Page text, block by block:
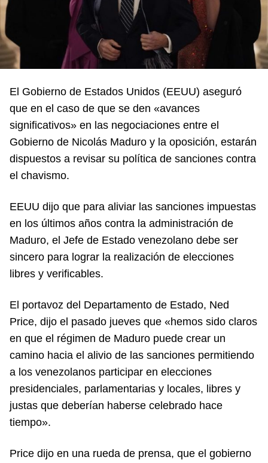
El Gobierno de Estados Unidos (EEUU) aseguró
que en el caso de que se den «avances
significativos» en las negociaciones entre el
Gobierno de Nicolás Maduro y la oposición, estarán
dispuestos a revisar su política de sanciones contra
el chavismo.
EEUU dijo que para aliviar las sanciones impuestas
en los últimos años contra la administración de
Maduro, el Jefe de Estado venezolano debe ser
sincero para lograr la realización de elecciones
libres y verificables.
El portavoz del Departamento de Estado, Ned
Price, dijo el pasado jueves que «hemos sido claros
en que el régimen de Maduro puede crear un
camino hacia el alivio de las sanciones permitiendo
a los venezolanos participar en elecciones
presidenciales, parlamentarias y locales, libres y
justas que deberían haberse celebrado hace
tiempo».
Price dijo en una rueda de prensa, que el gobierno